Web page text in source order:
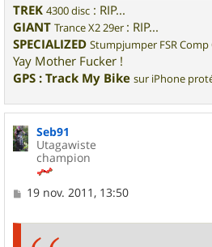
TREK 4300 disc : RIP...
GIANT Trance X2 29er : RIP...
SPECIALIZED Stumpjumper FSR Comp
Yay Mother Fucker !
GPS : Track My Bike sur iPhone
Seb91
Utagawiste
champion
M19 nov. 2011, 13:50